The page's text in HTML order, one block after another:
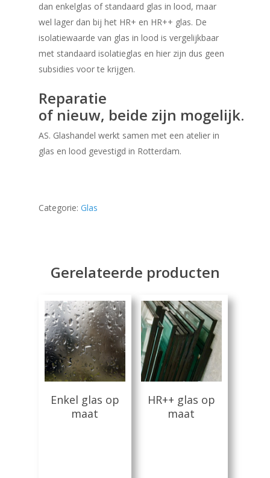
dan enkelglas of standaard glas in lood, maar
wel lager dan bij het HR+ en HR++ glas. De
isolatiewaarde van glas in lood is vergelijkbaar
met standaard isolatieglas en hier zijn dus geen
subsidies voor te krijgen.
Reparatie
of nieuw, beide zijn mogelijk.
AS. Glashandel werkt samen met een atelier in
glas en lood gevestigd in Rotterdam.
Categorie: Glas
Gerelateerde producten
Lees Meer
Enkel glas op
maat
HR++ glas op
maat
Ventilatieroosters
Gelaagd glas
Gehard glas
Enkelglas
Glas in lood
Subsidie glas
Projecten
Algemene